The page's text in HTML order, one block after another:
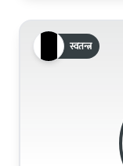
स्वतन्त्र